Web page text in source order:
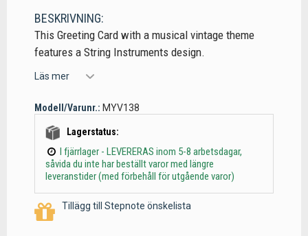
BESKRIVNING:
This Greeting Card with a musical vintage theme
features a String Instruments design.
Läs mer
Modell/Varunr.: MYV138
Lagerstatus:
I fjärrlager - LEVERERAS inom 5-8 arbetsdagar,
såvida du inte har beställt varor med längre
leveranstider (med förbehåll för utgående varor)
Tillägg till Stepnote önskelista